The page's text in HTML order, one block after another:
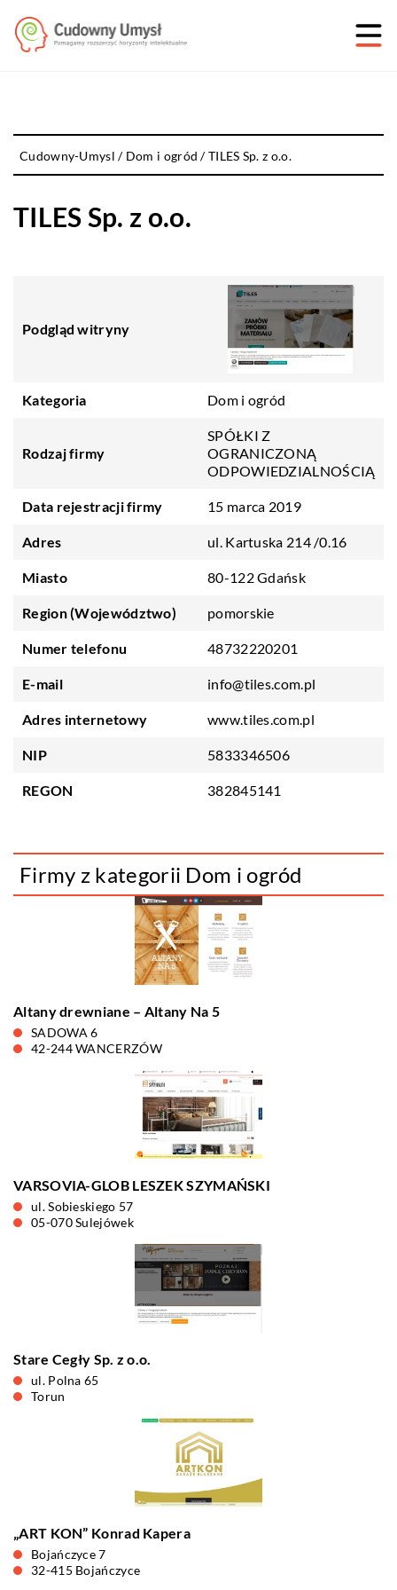
Cudowny-Umysl / Dom i ogród /TILES Sp. z o.o.
TILES Sp. z o.o.
Podgląd witryny
Kategoria Dom i ogród
Rodzaj firmy
SPÓŁKI Z
OGRANICZONĄ
ODPOWIEDZIALNOŚCIĄ
Data rejestracji firmy 15 marca 2019
Adres ul. Kartuska 214 /0.16
Miasto 80-122 Gdańsk
Region (Województwo) pomorskie
Numer telefonu 48732220201
E-mail info@tiles.com.pl
Adres internetowy www.tiles.com.pl
NIP 5833346506
REGON 382845141
Firmy z kategorii Dom i ogród
Altany drewniane – Altany Na 5
SADOWA 6
42-244 WANCERZÓW
VARSOVIA-GLOB LESZEK SZYMAŃSKI
ul. Sobieskiego 57
05-070 Sulejówek
Stare Cegły Sp. z o.o.
ul. Polna 65
Torun
„ART KON” Konrad Kapera
Bojańczyce 7
32-415 Bojańczyce